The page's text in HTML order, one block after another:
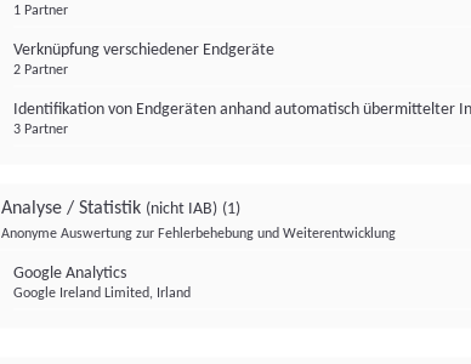
1 Partner
Verknüpfung verschiedener Endgeräte
2 Partner
Identifikation von Endgeräten anhand automatisch übermittelter
3 Partner
Analyse / Statistik (nicht IAB) (1)
Anonyme Auswertung zur Fehlerbehebung und Weiterentwicklung
Google Analytics
Google Ireland Limited, Irland